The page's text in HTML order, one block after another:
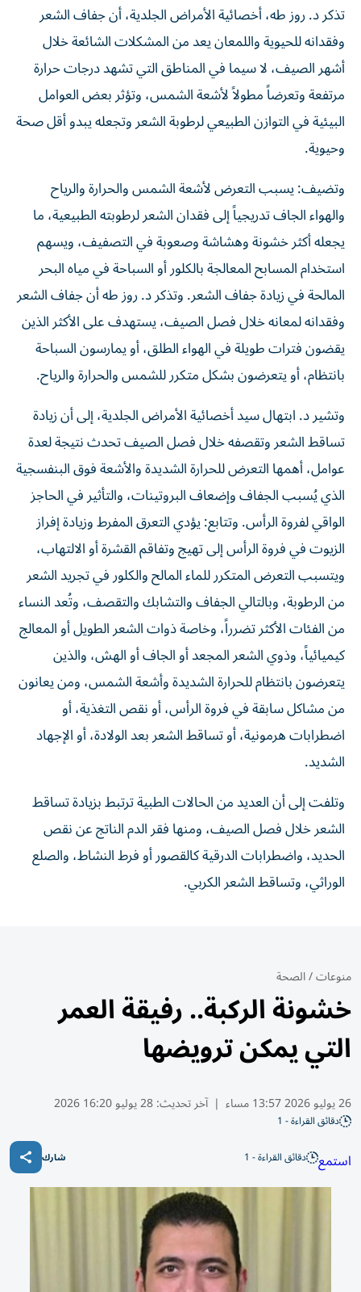
تذكر د. روز طه، أخصائية الأمراض الجلدية، أن جفاف الشعر
وفقدانه للحيوية واللمعان يعد من المشكلات الشائعة خلال
أشهر الصيف، لا سيما في المناطق التي تشهد درجات حرارة
مرتفعة وتعرضاً مطولاً لأشعة الشمس، وتؤثر بعض العوامل
البيئية في التوازن الطبيعي لرطوبة الشعر وتجعله يبدو أقل صحة
وحيوية.
وتضيف: يسبب التعرض لأشعة الشمس والحرارة والرياح
والهواء الجاف تدريجياً إلى فقدان الشعر لرطوبته الطبيعية، ما
يجعله أكثر خشونة وهشاشة وصعوبة في التصفيف، ويسهم
استخدام المسابح المعالجة بالكلور أو السباحة في مياه البحر
المالحة في زيادة جفاف الشعر. وتذكر د. روز طه أن جفاف الشعر
وفقدانه لمعانه خلال فصل الصيف، يستهدف على الأكثر الذين
يقضون فترات طويلة في الهواء الطلق، أو يمارسون السباحة
بانتظام، أو يتعرضون بشكل متكرر للشمس والحرارة والرياح.
وتشير د. ابتهال سيد أخصائية الأمراض الجلدية، إلى أن زيادة
تساقط الشعر وتقصفه خلال فصل الصيف تحدث نتيجة لعدة
عوامل، أهمها التعرض للحرارة الشديدة والأشعة فوق البنفسجية
الذي يُسبب الجفاف وإضعاف البروتينات، والتأثير في الحاجز
الواقي لفروة الرأس. وتتابع: يؤدي التعرق المفرط وزيادة إفراز
الزيوت في فروة الرأس إلى تهيج وتفاقم القشرة أو الالتهاب،
ويتسبب التعرض المتكرر للماء المالح والكلور في تجريد الشعر
من الرطوبة، وبالتالي الجفاف والتشابك والتقصف، وتُعد النساء
من الفئات الأكثر تضرراً، وخاصة ذوات الشعر الطويل أو المعالج
كيميائياً، وذوي الشعر المجعد أو الجاف أو الهش، والذين
يتعرضون بانتظام للحرارة الشديدة وأشعة الشمس، ومن يعانون
من مشاكل سابقة في فروة الرأس، أو نقص التغذية، أو
اضطرابات هرمونية، أو تساقط الشعر بعد الولادة، أو الإجهاد
الشديد.
وتلفت إلى أن العديد من الحالات الطبية ترتبط بزيادة تساقط
الشعر خلال فصل الصيف، ومنها فقر الدم الناتج عن نقص
الحديد، واضطرابات الدرقية كالقصور أو فرط النشاط، والصلع
الوراثي، وتساقط الشعر الكربي.
منوعات/الصحة
خشونة الركبة.. رفيقة العمر
التي يمكن ترويضها
26 يوليو 2026 13:57 مساء | آخر تحديث:28 يوليو 16:20 2026
دقائق القراءة - 1
استمع دقائق القراءة - 1 شارك